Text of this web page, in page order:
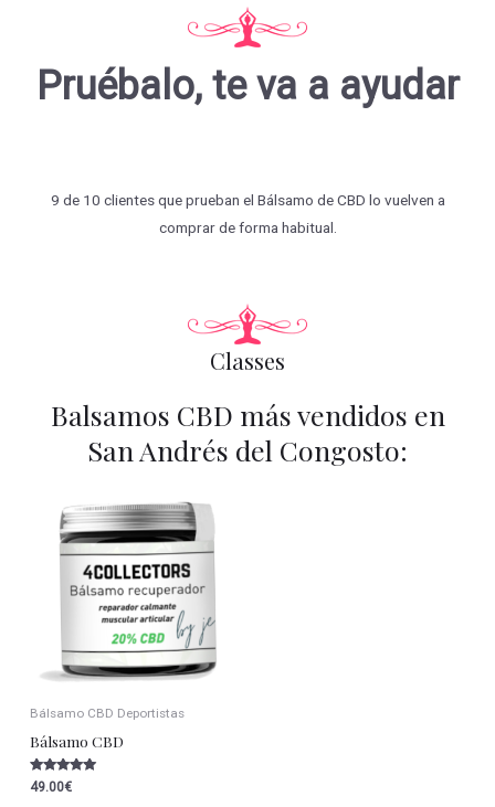
Pruébalo, te va a ayudar
9 de 10 clientes que prueban el Bálsamo de CBD lo vuelven a
comprar de forma habitual.
Classes
Balsamos CBD más vendidos en
San Andrés del Congosto:
Bálsamo CBD Deportistas
Bálsamo CBD
Valorado con
5.00
49.00€